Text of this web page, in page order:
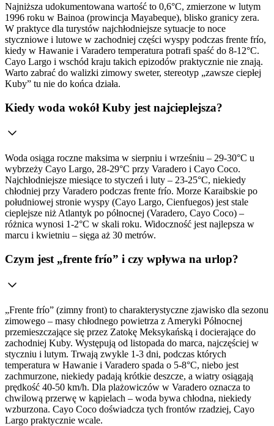
Najniższa udokumentowana wartość to 0,6°C, zmierzone w lutym
1996 roku w Bainoa (prowincja Mayabeque), blisko granicy zera.
W praktyce dla turystów najchłodniejsze sytuacje to noce
styczniowe i lutowe w zachodniej części wyspy podczas frente frío,
kiedy w Hawanie i Varadero temperatura potrafi spaść do 8-12°C.
Cayo Largo i wschód kraju takich epizodów praktycznie nie znają.
Warto zabrać do walizki zimowy sweter, stereotyp „zawsze ciepłej
Kuby” tu nie do końca działa.
Kiedy woda wokół Kuby jest najcieplejsza?
Woda osiąga roczne maksima w sierpniu i wrześniu – 29-30°C u
wybrzeży Cayo Largo, 28-29°C przy Varadero i Cayo Coco.
Najchłodniejsze miesiące to styczeń i luty – 23-25°C, niekiedy
chłodniej przy Varadero podczas frente frío. Morze Karaibskie po
południowej stronie wyspy (Cayo Largo, Cienfuegos) jest stale
cieplejsze niż Atlantyk po północnej (Varadero, Cayo Coco) –
różnica wynosi 1-2°C w skali roku. Widoczność jest najlepsza w
marcu i kwietniu – sięga aż 30 metrów.
Czym jest „frente frío” i czy wpływa na urlop?
„Frente frío” (zimny front) to charakterystyczne zjawisko dla sezonu
zimowego – masy chłodnego powietrza z Ameryki Północnej
przemieszczające się przez Zatokę Meksykańską i docierające do
zachodniej Kuby. Występują od listopada do marca, najczęściej w
styczniu i lutym. Trwają zwykle 1-3 dni, podczas których
temperatura w Hawanie i Varadero spada o 5-8°C, niebo jest
zachmurzone, niekiedy padają krótkie deszcze, a wiatry osiągają
prędkość 40-50 km/h. Dla plażowiczów w Varadero oznacza to
chwilową przerwę w kąpielach – woda bywa chłodna, niekiedy
wzburzona. Cayo Coco doświadcza tych frontów rzadziej, Cayo
Largo praktycznie wcale.